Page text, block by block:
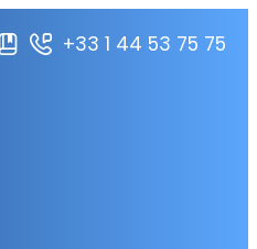
+33 1 44 53 75 75